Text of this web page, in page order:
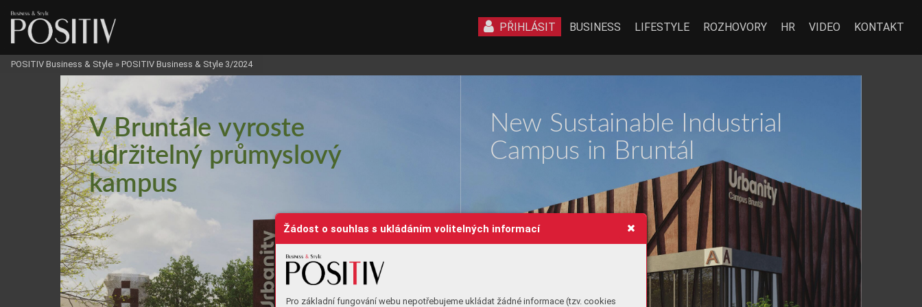
Žádost o souhlas s ukládáním volitelných informací
Pro základní fungování webu nepotřebujeme ukládat žádné informace (tzv. cookies
V Bruntále vyroste
udržitelný průmyslový
kampus
New Sustainable Industrial
Campus in Bruntál
PŘIHLÁSIT BUSINESS LIFESTYLE ROZHOVORY HR VIDEO KONTAKT
POSITIV Business & Style » POSITIV Business & Style 3/2024